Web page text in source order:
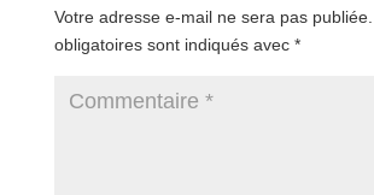
Votre adresse e-mail ne sera pas publiée.
obligatoires sont indiqués avec *